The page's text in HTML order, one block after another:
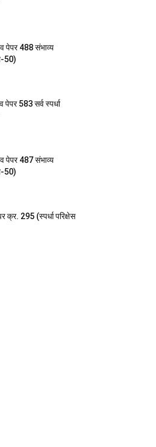
पेपर 488 संभाव्य
50)
पेपर 583 सर्व स्पर्धा
पेपर 487 संभाव्य
50)
क्र. 295 (स्पर्धा परिक्षेस